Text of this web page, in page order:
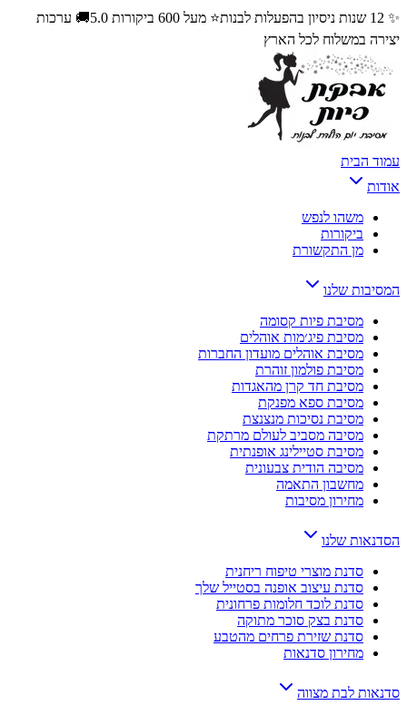
✨ 12 שנות ניסיון בהפעלות לבנות ⭐ מעל 600 ביקורות 5.0
🚚 ערכות
יצירה במשלוח לכל הארץ
עמוד הבית
אודות
משהו לנפש
ביקורות
מן התקשורת
המסיבות שלנו
מסיבת פיות קסומה
מסיבת פיג׳מות אוהלים
מסיבת אוהלים מועדון החברות
מסיבת פולמון זוהרת
מסיבת חד קרן מהאגדות
מסיבת ספא מפנקת
מסיבת נסיכות מנצנצת
מסיבה מסביב לעולם מרתקת
מסיבת סטיילינג אופנתית
מסיבה הודית צבעונית
מחשבון התאמה
מחירון מסיבות
הסדנאות שלנו
סדנת מוצרי טיפוח ריחנית
סדנת עיצוב אופנה בסטייל שלך
סדנת לוכד חלומות פרחונית
סדנת בצק סוכר מתוקה
סדנת שזירת פרחים מהטבע
מחירון סדנאות
סדנאות לבת מצווה